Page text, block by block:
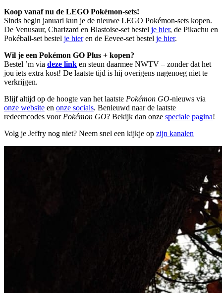
Koop vanaf nu de LEGO Pokémon-sets!
Sinds begin januari kun je de nieuwe LEGO Pokémon-sets kopen.
De Venusaur, Charizard en Blastoise-set bestel je hier, de Pikachu en
Pokéball-set bestel je hieren de Eevee-set bestel je hier.
Wil je een Pokémon GO Plus + kopen?
Bestel ’m via deze link en steun daarmee NWTV – zonder dat het
jou iets extra kost! De laatste tijd is hij overigens nagenoeg niet te
verkrijgen.
Blijf altijd op de hoogte van het laatste Pokémon GO-nieuws via
onze website en onze socials. Benieuwd naar de laatste
redeemcodes voor Pokémon GO? Bekijk dan onze speciale pagina!
Volg je Jeffry nog niet? Neem snel een kijkje op zijn kanalen